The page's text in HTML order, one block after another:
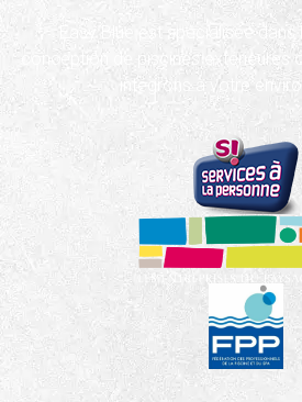
Easy Blue est spécialisée dans
conception de piscines extérieures
intégrons à votre